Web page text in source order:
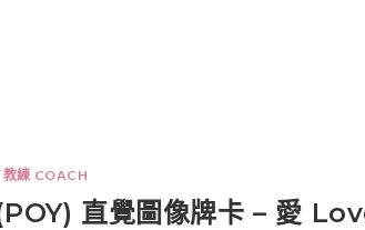
教練 COACH
直覺圖像牌卡 – 愛